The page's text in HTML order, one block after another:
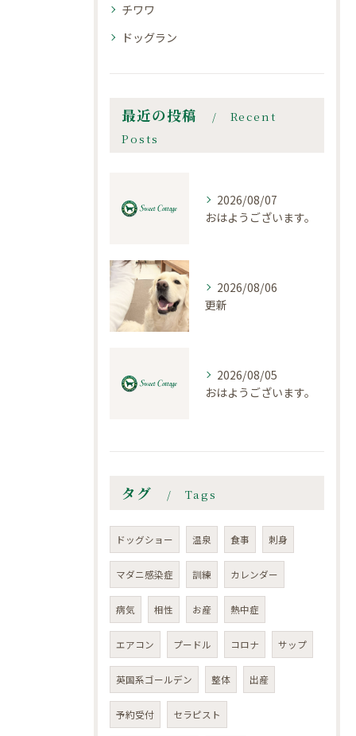
チワワ
ドッグラン
最近の投稿
Recent
Posts
2026/08/07
おはようございます。
2026/08/06
更新
2026/08/05
おはようございます。
タグ Tags
ドッグショー 温泉 食事 刺身
マダニ感染症 訓練 カレンダー
病気 相性 お産 熱中症
エアコン プードル コロナ サップ
英国系ゴールデン 整体 出産
予約受付 セラピスト